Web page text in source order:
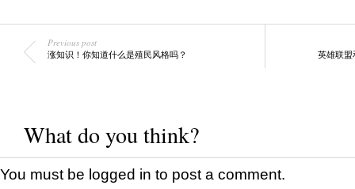
Previous post
涨知识！你知道什么是殖民风格吗？ 英雄联盟
What do you think?
You must be logged in to post a comment.